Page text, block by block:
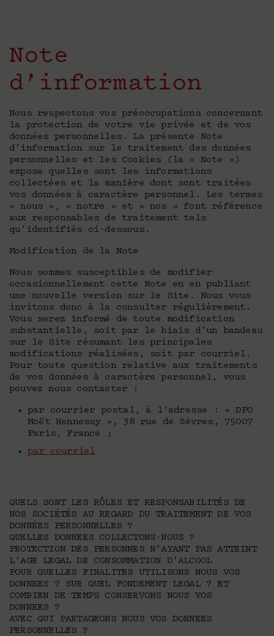
Note
d’information
Nous respectons vos préoccupations concernant
la protection de votre vie privée et de vos
données personnelles. La présente Note
d’information sur le traitement des données
personnelles et les Cookies (la « Note »)
expose quelles sont les informations
collectées et la manière dont sont traitées
vos données à caractère personnel. Les termes
« nous », « notre » et « nos » font référence
aux responsables de traitement tels
qu’identifiés ci-dessous.
Modification de la Note
Nous sommes susceptibles de modifier
occasionnellement cette Note en en publiant
une nouvelle version sur le Site. Nous vous
invitons donc à la consulter régulièrement.
Vous serez informé de toute modification
substantielle, soit par le biais d’un bandeau
sur le Site résumant les principales
modifications réalisées, soit par courriel.
Pour toute question relative aux traitements
de vos données à caractère personnel, vous
pouvez nous contacter :
par courrier postal, à l’adresse : « DPO
Moët Hennessy », 38 rue de Sèvres, 75007
Paris, France ;
par courriel
QUELS SONT LES RÔLES ET RESPONSABILITÉS DE
NOS SOCIÉTÉS AU REGARD DU TRAITEMENT DE VOS
DONNÉES PERSONNELLES ?
QUELLES DONNEES COLLECTONS-NOUS ?
PROTECTION DES PERSONNES N’AYANT PAS ATTEINT
L’AGE LEGAL DE CONSOMMATION D’ALCOOL
POUR QUELLES FINALITES UTILISONS NOUS VOS
DONNEES ? SUR QUEL FONDEMENT LEGAL ? ET
COMBIEN DE TEMPS CONSERVONS NOUS VOS
DONNEES ?
AVEC QUI PARTAGEONS NOUS VOS DONNEES
PERSONNELLES ?